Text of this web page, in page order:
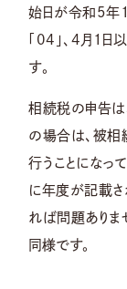
始日が令和5年
「04」、4月1日
す。
相続税の申告は
の場合は、被
行うことになっ
に年度が記載さ
れば問題ありま
同様です。